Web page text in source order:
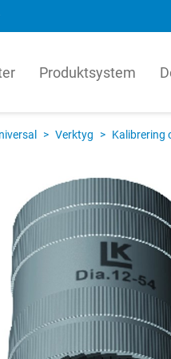
inom
Våra
och i vår
vi
som
LK
den
om hur
Svenska
English
Produktsystem
> Verktyg > Kalibrering